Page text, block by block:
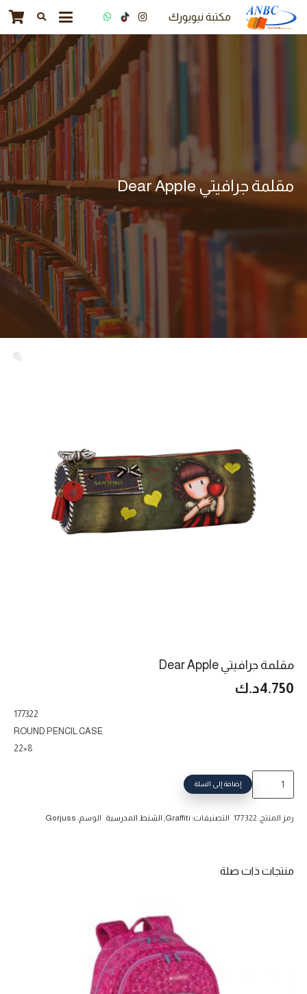
مكتبة نيويورك
مقلمة جرافيتي Dear Apple
مقلمة جرافيتي Dear Apple
4.750د.ك
177322
ROUND PENCIL CASE
22×8
مقلمة
إضافة إلى السلة
رمز المنتج: 177322 التصنيفات: Graffiti الشنط المدرسية الوسم: Gorjuss
منتجات ذات صلة